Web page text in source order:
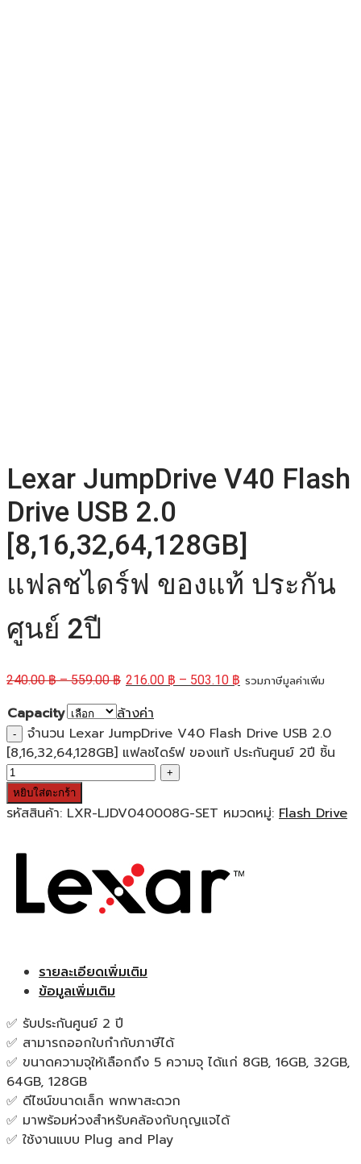
Lexar JumpDrive V40 Flash
Drive USB 2.0
[8,16,32,64,128GB]
แฟลชไดร์ฟ ของแท้ ประกัน
ศูนย์ 2ปี
240.00฿–559.00฿ 216.00 ฿ – 503.10 ฿ รวมภาษีมูลค่าเพิ่ม
Capacity
ล้างค่า
จำนวน Lexar JumpDrive V40 Flash Drive USB 2.0
[8,16,32,64,128GB] แฟลชไดร์ฟ ของแท้ ประกันศูนย์ 2ปี ชิ้น
หยิบใส่ตะกร้า
รหัสสินค้า: LXR-LJDV040008G-SET หมวดหมู่: Flash Drive
รายละเอียดเพิ่มเติม
ข้อมูลเพิ่มเติม
✅ รับประกันศูนย์ 2 ปี
✅ สามารถออกใบกำกับภาษีได้
✅ ขนาดความจุให้เลือกถึง 5 ความจุ ได้แก่ 8GB, 16GB, 32GB,
64GB, 128GB
✅ ดีไซน์ขนาดเล็ก พกพาสะดวก
✅ มาพร้อมห่วงสำหรับคล้องกับกุญแจได้
✅ ใช้งานแบบ Plug and Play